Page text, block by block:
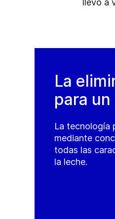
llevó a
La
para
La tecnología
mediante
todas las
la leche.